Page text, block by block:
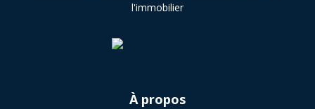
l'immobilier
Àpropos